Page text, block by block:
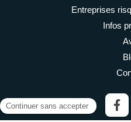
Entreprises
Infos